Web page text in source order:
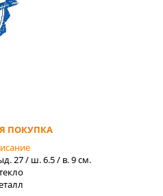
ПОКУПКА
д. 27 / ш. 6.5 / в. 9 см.